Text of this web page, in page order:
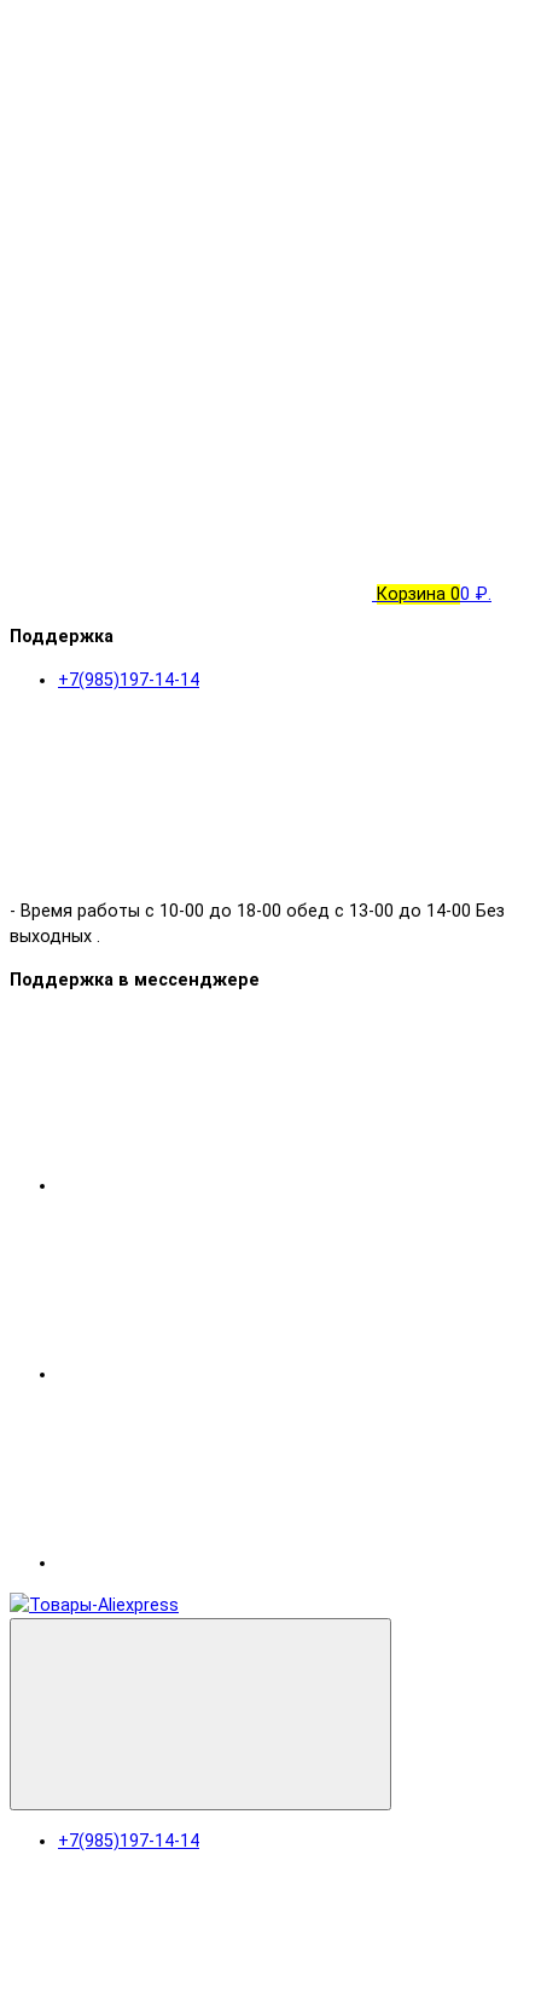
Корзина 00 ₽.
Поддержка
+7(985)197-14-14
- Время работы с 10-00 до 18-00 обед с 13-00 до 14-00 Без
выходных .
Поддержка в мессенджере
+7(985)197-14-14